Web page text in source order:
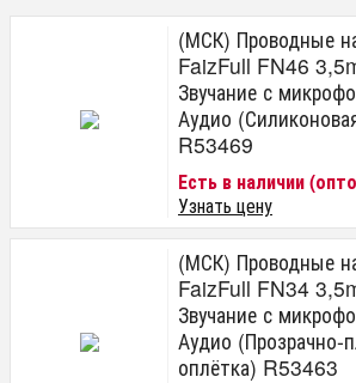
(МСК) Проводные
FaizFull FN46
Звучание с
Аудио
R53469
Есть в наличии
Узнать цену
(МСК) Проводные
FaizFull FN34
Звучание с
Аудио (Прозрачно-
оплётка) R53463